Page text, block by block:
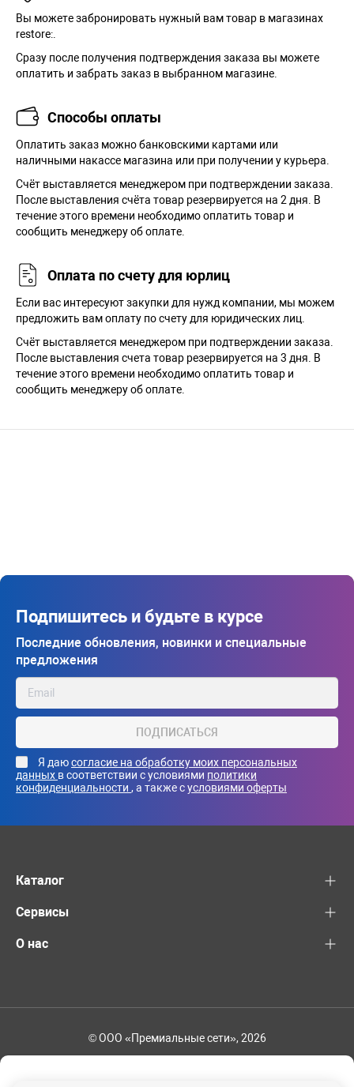
Вы можете забронировать нужный вам товар в магазинах
restore:.
Сразу после получения подтверждения заказа вы можете
оплатить и забрать заказ в выбранном магазине.
Способы оплаты
Оплатить заказ можно банковскими картами или
наличными накассе магазина или при получении у курьера.
Cчёт выставляется менеджером при подтверждении заказа.
После выставления счёта товар резервируется на 2 дня. В
течение этого времени необходимо оплатить товар и
сообщить менеджеру об оплате.
Оплата по счету для юрлиц
Если вас интересуют закупки для нужд компании, мы можем
предложить вам оплату по счету для юридических лиц.
Счёт выставляется менеджером при подтверждении заказа.
После выставления счета товар резервируется на 3 дня. В
течение этого времени необходимо оплатить товар и
сообщить менеджеру об оплате.
Подпишитесь и будьте в курсе
Последние обновления, новинки и специальные
предложения
ПОДПИСАТЬСЯ
Я даюсогласие на обработку моих персональных
данных в соответствии с условиями политики
конфиденциальности , а также сусловиями оферты
Каталог
Сервисы
О нас
© ООО «Премиальные сети», 2026